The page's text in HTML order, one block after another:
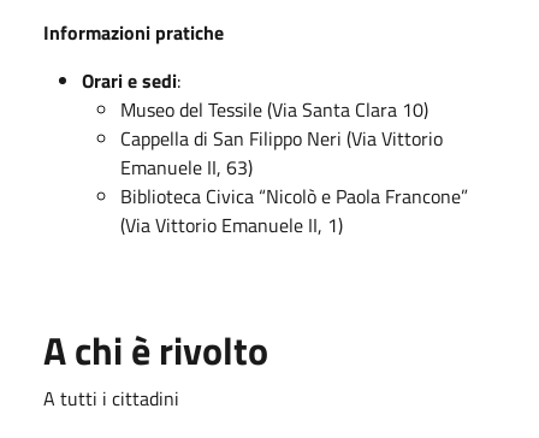
Informazioni pratiche
Orari e sedi:
Museo del Tessile (Via Santa Clara 10)
Cappella di San Filippo Neri (Via Vittorio
Emanuele II, 63)
Biblioteca Civica “Nicolò e Paola Francone”
(Via Vittorio Emanuele II, 1)
A chi è rivolto
A tutti i cittadini